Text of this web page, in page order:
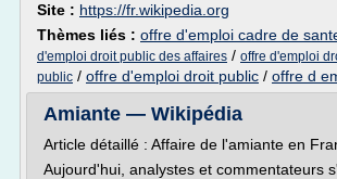
Site : https://fr.wikipedia.org
Thèmes liés : offre d'emploi cadre de
d'emploi droit public des affaires / offre d'emploi
public / offre d'emploi droit public / offre d
Amiante — Wikipédia
Article détaillé : Affaire de l'amiante en
Aujourd'hui, analystes et commentateurs